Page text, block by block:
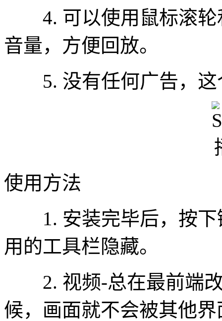
4. 可以使用鼠标滚轮
音量，方便回放。
5. 没有任何广告，这
使用方法
1. 安装完毕后，按下
用的工具栏隐藏。
2. 视频-总在最前端改
候，画面就不会被其他